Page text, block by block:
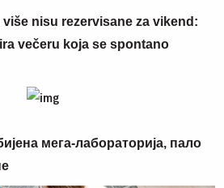
nisu rezervisane za vikend:
večeru koja se spontano
мега-лабораторија, пало